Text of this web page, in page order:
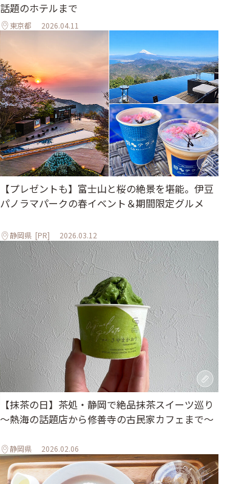
話題のホテルまで
東京都 2026.04.11
【プレゼントも】富士山と桜の絶景を堪能。伊豆
パノラマパークの春イベント＆期間限定グルメ
静岡県 [PR] 2026.03.12
【抹茶の日】茶処・静岡で絶品抹茶スイーツ巡り
～熱海の話題店から修善寺の古民家カフェまで～
静岡県 2026.02.06